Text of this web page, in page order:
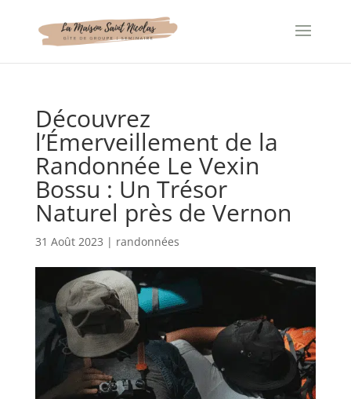
Découvrez
l’Émerveillement de la
Randonnée Le Vexin
Bossu : Un Trésor
Naturel près de Vernon
31 Août 2023 | randonnées